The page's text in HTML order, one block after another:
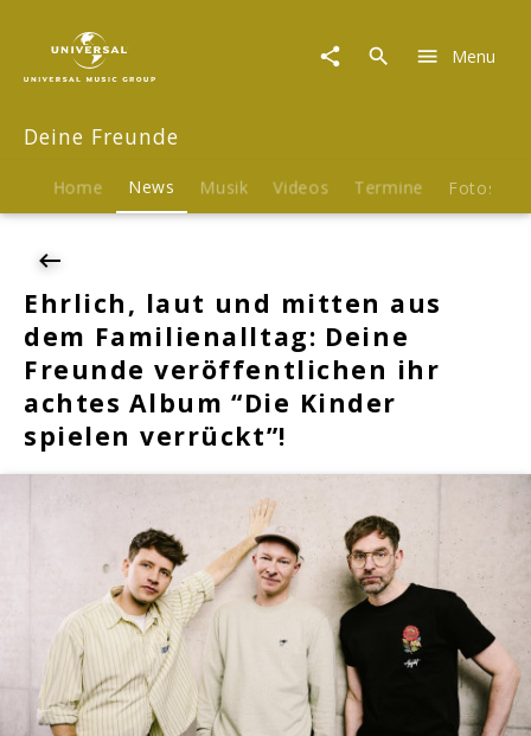
News
Ehrlich,
mitten
Deine
Freunde
veröffentlichen
achtes
Album
Menu
Deine Freunde
Home News Musik Videos Termine Fotos
Ehrlich, laut und mitten aus
dem Familienalltag: Deine
Freunde veröffentlichen ihr
achtes Album “Die Kinder
spielen verrückt”!